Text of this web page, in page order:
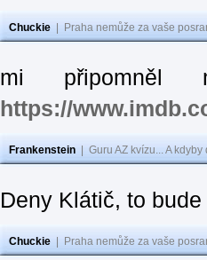
Chuckie Praha nemůže za vaše
mi připomněl
https://
Frankenstein Guru AZ kvízu... A
Deny Klátič, to
Chuckie Praha nemůže za vaše